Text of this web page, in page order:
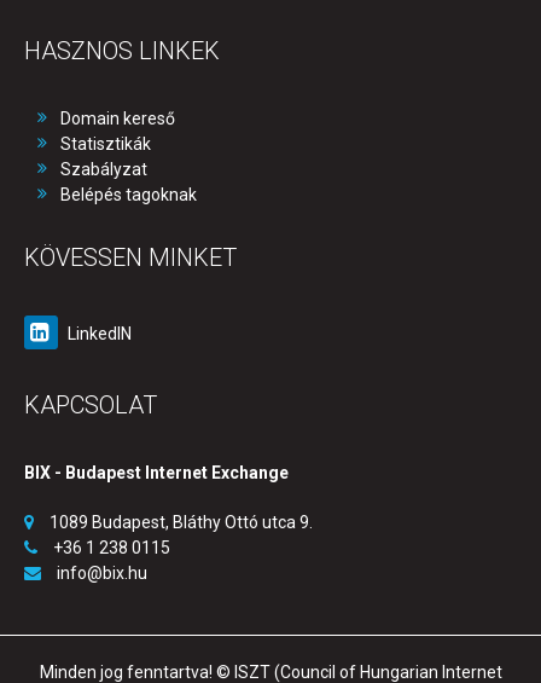
HASZNOS LINKEK
Domain kereső
Statisztikák
Szabályzat
Belépés tagoknak
KÖVESSEN MINKET
LinkedIN
KAPCSOLAT
BIX - Budapest Internet Exchange
1089 Budapest, Bláthy Ottó utca 9.
+36 1 238 0115
info@bix.hu
Minden jog fenntartva! © ISZT (Council of Hungarian Internet